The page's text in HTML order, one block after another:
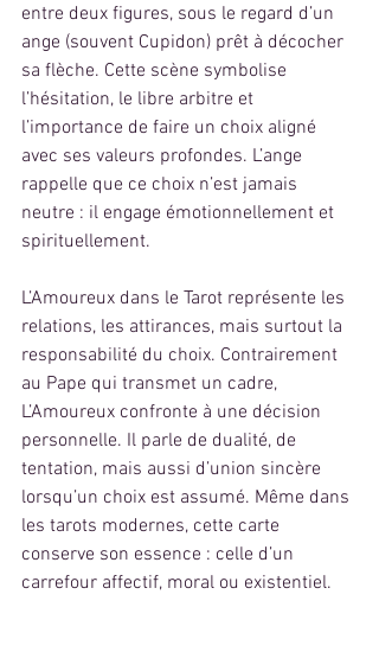
entre deux figures, sous le regard d’un
ange (souvent Cupidon) prêt à décocher
sa flèche. Cette scène symbolise
l’hésitation, le libre arbitre et
l’importance de faire un choix aligné
avec ses valeurs profondes. L’ange
rappelle que ce choix n’est jamais
neutre : il engage émotionnellement et
spirituellement.
L’Amoureux dans le Tarot représente les
relations, les attirances, mais surtout la
responsabilité du choix. Contrairement
au Pape qui transmet un cadre,
L’Amoureux confronte à une décision
personnelle. Il parle de dualité, de
tentation, mais aussi d’union sincère
lorsqu’un choix est assumé. Même dans
les tarots modernes, cette carte
conserve son essence : celle d’un
carrefour affectif, moral ou existentiel.